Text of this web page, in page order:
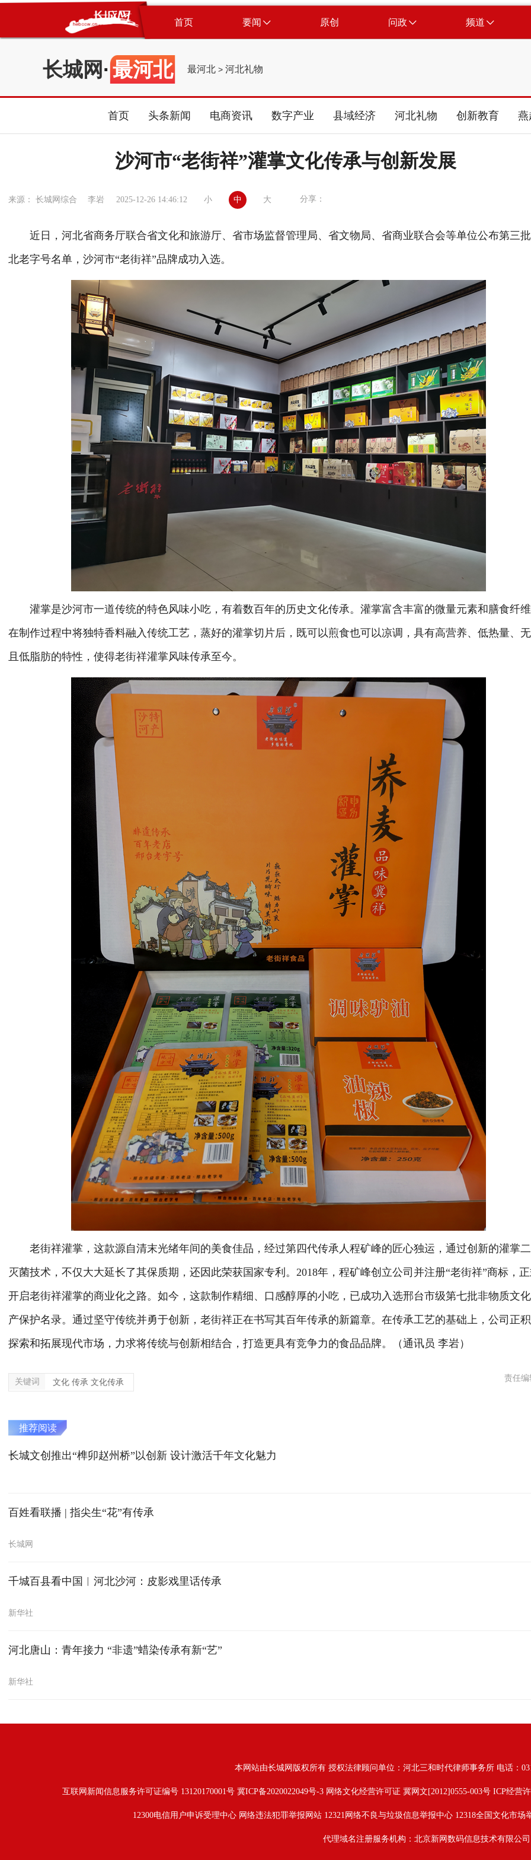
首页 要闻 原创 问政 频道
长城网 ·最河北 最河北 > 河北礼物
首页 头条新闻 电商资讯 数字产业 县域经济 河北礼物 创新教育 燕
沙河市“老街祥”灌掌文化传承与创新发展
来源： 长城网综合 李岩 2025-12-26 14:46:12 小 中 大 分享：
近日，河北省商务厅联合省文化和旅游厅、省市场监督管理局、省文物局、省商业联合会等单位公布第三
北老字号名单，沙河市“老街祥”品牌成功入选。
灌掌是沙河市一道传统的特色风味小吃，有着数百年的历史文化传承。灌掌富含丰富的微量元素和膳食纤维
在制作过程中将独特香料融入传统工艺，蒸好的灌掌切片后，既可以煎食也可以凉调，具有高营养、低热量、
且低脂肪的特性，使得老街祥灌掌风味传承至今。
老街祥灌掌，这款源自清末光绪年间的美食佳品，经过第四代传承人程矿峰的匠心独运，通过创新的灌掌
灭菌技术，不仅大大延长了其保质期，还因此荣获国家专利。2018年，程矿峰创立公司并注册“老街祥”商标，
开启老街祥灌掌的商业化之路。如今，这款制作精细、口感醇厚的小吃，已成功入选邢台市级第七批非物质文
产保护名录。通过坚守传统并勇于创新，老街祥正在书写其百年传承的新篇章。在传承工艺的基础上，公司正
探索和拓展现代市场，力求将传统与创新相结合，打造更具有竞争力的食品品牌。（通讯员 李岩）
关键词 文化 传承 文化传承 责任
推荐阅读
长城文创推出“榫卯赵州桥”以创新 设计激活千年文化魅力
百姓看联播 | 指尖生“花”有传承
长城网
千城百县看中国︱河北沙河：皮影戏里话传承
新华社
河北唐山：青年接力 “非遗”蜡染传承有新“艺”
新华社
本网站由长城网版权所有 授权法律顾问单位：河北三和时代律师事务所 电话：
互联网新闻信息服务许可证编号 13120170001号 冀ICP备2020022049号-3网络文化经营许可证 冀网文[2012]0555-003号 ICP经营
12300电信用户申诉受理中心 网络违法犯罪举报网站 12321网络不良与垃圾信息举报中心 12318全国文化市场
代理域名注册服务机构：北京新网数码信息技术有限公司